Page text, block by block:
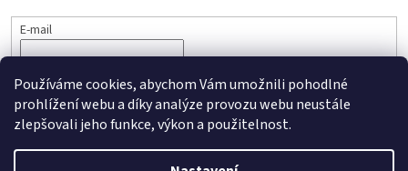
Používáme cookies, abychom Vám umožnili pohodlné
prohlížení webu a díky analýze provozu webu neustále
zlepšovali jeho funkce, výkon a použitelnost.
E-mail
PŘIHLÁSIT SE